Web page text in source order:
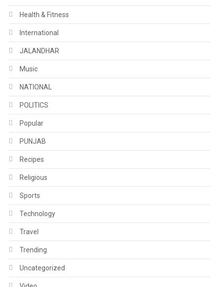
Health & Fitness
International
JALANDHAR
Music
NATIONAL
POLITICS
Popular
PUNJAB
Recipes
Religious
Sports
Technology
Travel
Trending
Uncategorized